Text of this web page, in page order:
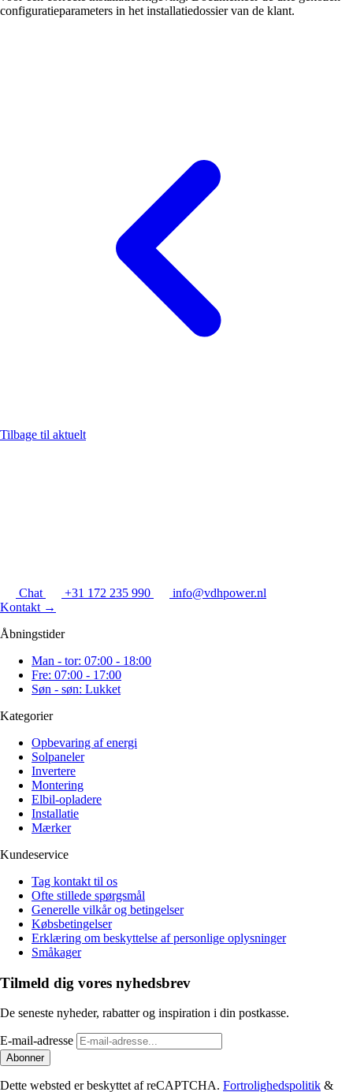
configuratieparameters in het installatiedossier van de klant.
Tilbage til aktuelt
Chat +31 172 235 990
info@vdhpower.nl
Kontakt →
Åbningstider
Man - tor: 07:00 - 18:00
Fre: 07:00 - 17:00
Søn - søn: Lukket
Kategorier
Opbevaring af energi
Solpaneler
Invertere
Montering
Elbil-opladere
Installatie
Mærker
Kundeservice
Tag kontakt til os
Ofte stillede spørgsmål
Generelle vilkår og betingelser
Købsbetingelser
Erklæring om beskyttelse af personlige oplysninger
Småkager
Tilmeld dig vores nyhedsbrev
De seneste nyheder, rabatter og inspiration i din postkasse.
E-mail-adresse
Abonner
Dette websted er beskyttet af reCAPTCHA. Fortrolighedspolitik &